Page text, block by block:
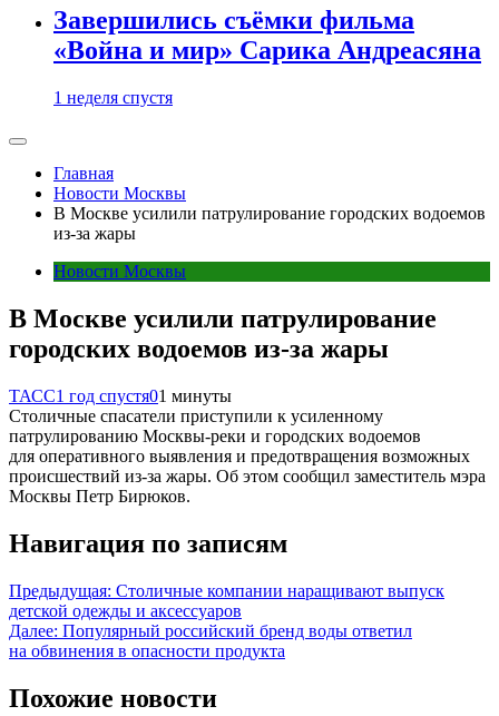
Завершились съёмки фильма
«Война и мир» Сарика Андреасяна
1 неделя спустя
Главная
Новости Москвы
В Москве усилили патрулирование городских водоемов
из-за жары
Новости Москвы
В Москве усилили патрулирование
городских водоемов из-за жары
ТАСС1 год спустя01 минуты
Столичные спасатели приступили к усиленному
патрулированию Москвы-реки и городских водоемов
для оперативного выявления и предотвращения возможных
происшествий из-за жары. Об этом сообщил заместитель мэра
Москвы Петр Бирюков.
Навигация по записям
Предыдущая: Столичные компании наращивают выпуск
детской одежды и аксессуаров
Далее: Популярный российский бренд воды ответил
на обвинения в опасности продукта
Похожие новости